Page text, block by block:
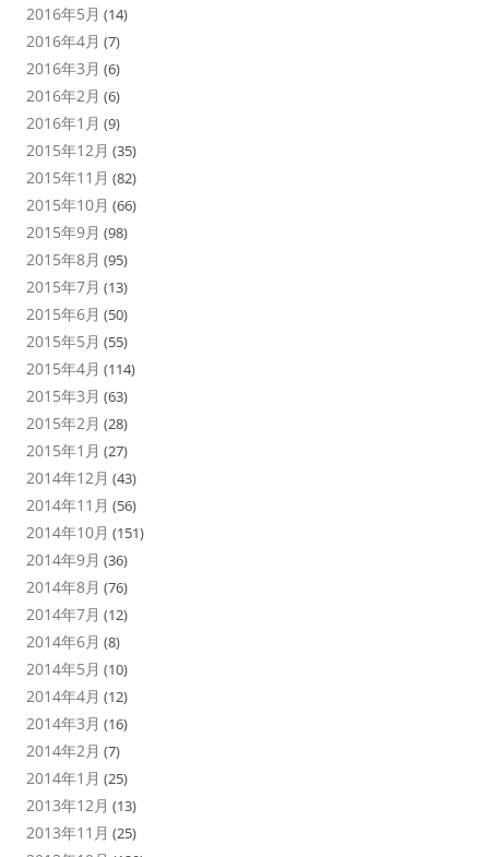
2016年5月 (14)
2016年4月 (7)
2016年3月 (6)
2016年2月 (6)
2016年1月 (9)
2015年12月 (35)
2015年11月 (82)
2015年10月 (66)
2015年9月 (98)
2015年8月 (95)
2015年7月 (13)
2015年6月 (50)
2015年5月 (55)
2015年4月 (114)
2015年3月 (63)
2015年2月 (28)
2015年1月 (27)
2014年12月 (43)
2014年11月 (56)
2014年10月 (151)
2014年9月 (36)
2014年8月 (76)
2014年7月 (12)
2014年6月 (8)
2014年5月 (10)
2014年4月 (12)
2014年3月 (16)
2014年2月 (7)
2014年1月 (25)
2013年12月 (13)
2013年11月 (25)